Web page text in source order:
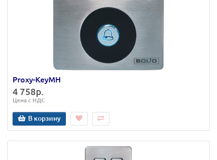
Proxy-KeyMH
4 758р.
Цена с НДС
В корзину